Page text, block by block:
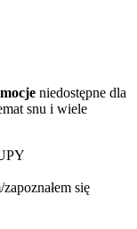
niedostępne dla
snu i wiele
zapoznałem się